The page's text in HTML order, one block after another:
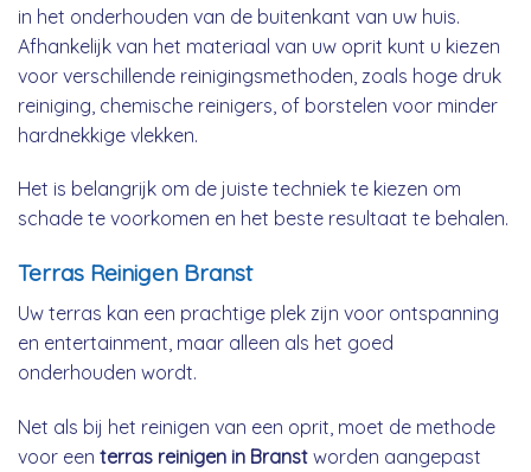
in het onderhouden van de buitenkant van uw huis.
Afhankelijk van het materiaal van uw oprit kunt u kiezen
voor verschillende reinigingsmethoden, zoals hoge druk
reiniging, chemische reinigers, of borstelen voor minder
hardnekkige vlekken.
Het is belangrijk om de juiste techniek te kiezen om
schade te voorkomen en het beste resultaat te behalen.
Terras Reinigen Branst
Uw terras kan een prachtige plek zijn voor ontspanning
en entertainment, maar alleen als het goed
onderhouden wordt.
Net als bij het reinigen van een oprit, moet de methode
voor een terras reinigen in Branst worden aangepast